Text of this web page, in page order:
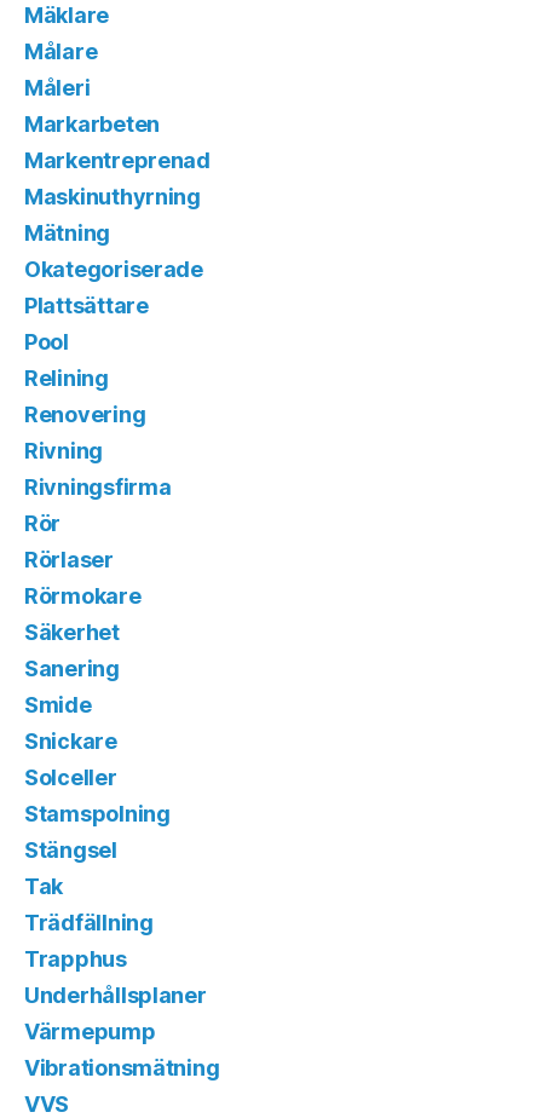
Mäklare
Målare
Måleri
Markarbeten
Markentreprenad
Maskinuthyrning
Mätning
Okategoriserade
Plattsättare
Pool
Relining
Renovering
Rivning
Rivningsfirma
Rör
Rörlaser
Rörmokare
Säkerhet
Sanering
Smide
Snickare
Solceller
Stamspolning
Stängsel
Tak
Trädfällning
Trapphus
Underhållsplaner
Värmepump
Vibrationsmätning
VVS